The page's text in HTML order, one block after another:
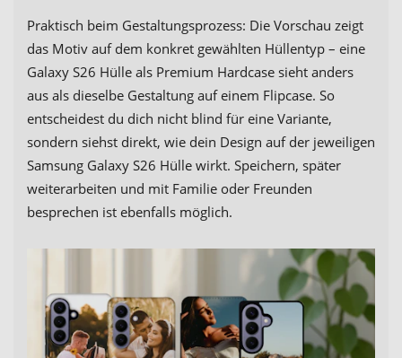
Praktisch beim Gestaltungsprozess: Die Vorschau zeigt
das Motiv auf dem konkret gewählten Hüllentyp – eine
Galaxy S26 Hülle als Premium Hardcase sieht anders
aus als dieselbe Gestaltung auf einem Flipcase. So
entscheidest du dich nicht blind für eine Variante,
sondern siehst direkt, wie dein Design auf der jeweiligen
Samsung Galaxy S26 Hülle wirkt. Speichern, später
weiterarbeiten und mit Familie oder Freunden
besprechen ist ebenfalls möglich.